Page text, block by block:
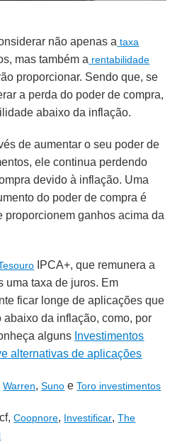
não apenas a taxa
mas também a rentabilidade
proporcionar. Sendo que, se
a perda do poder de compra,
abaixo da inflação.
de aumentar o seu poder de
ele continua perdendo
devido à inflação. Uma
do poder de compra é
proporcionem ganhos acima da
IPCA+, que remunera a
uma taxa de juros. Em
ficar longe de aplicações que
da inflação, como, por
alguns Investimentos
alternativas de aplicações
Warren,Suno eToro investimentos
Coopnore, Investificar,The